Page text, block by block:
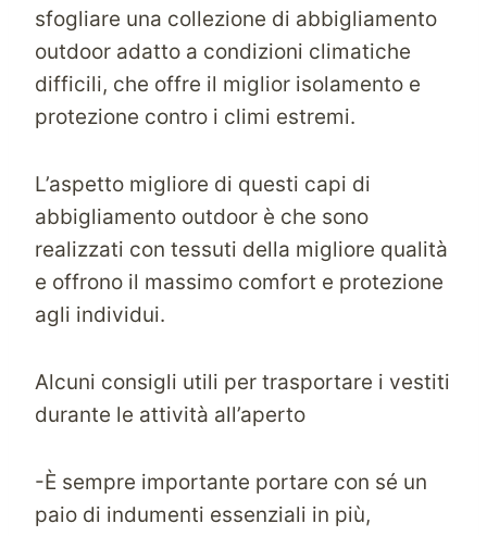
sfogliare una collezione di abbigliamento
outdoor adatto a condizioni climatiche
difficili, che offre il miglior isolamento e
protezione contro i climi estremi.
L’aspetto migliore di questi capi di
abbigliamento outdoor è che sono
realizzati con tessuti della migliore qualità
e offrono il massimo comfort e protezione
agli individui.
Alcuni consigli utili per trasportare i vestiti
durante le attività all’aperto
-È sempre importante portare con sé un
paio di indumenti essenziali in più,